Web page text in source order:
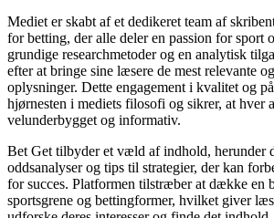
Mediet er skabt af et dedikeret team af
for betting, der alle deler en passion for sport
grundige researchmetoder og en analytisk
efter at bringe sine læsere de mest relevante
oplysninger. Dette engagement i kvalitet og
hjørnesten i mediets filosofi og sikrer, at hver
velunderbygget og informativ.
Bet Get tilbyder et væld af indhold, herunder
oddsanalyser og tips til strategier, der kan
for succes. Platformen tilstræber at dække en
sportsgrene og bettingformer, hvilket giver